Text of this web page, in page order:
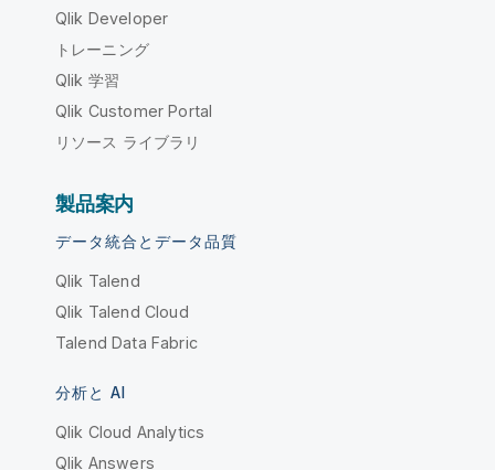
Qlik Developer
トレーニング
Qlik 学習
Qlik Customer Portal
リソース ライブラリ
製品案内
データ統合とデータ品質
Qlik Talend
Qlik Talend Cloud
Talend Data Fabric
分析と AI
Qlik Cloud Analytics
Qlik Answers